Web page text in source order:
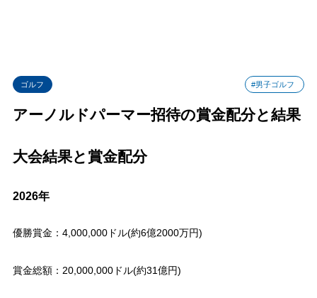
ゴルフ #男子ゴルフ
アーノルドパーマー招待の賞金配分と結果
大会結果と賞金配分
2026年
優勝賞金：4,000,000ドル(約6億2000万円)
賞金総額：20,000,000ドル(約31億円)